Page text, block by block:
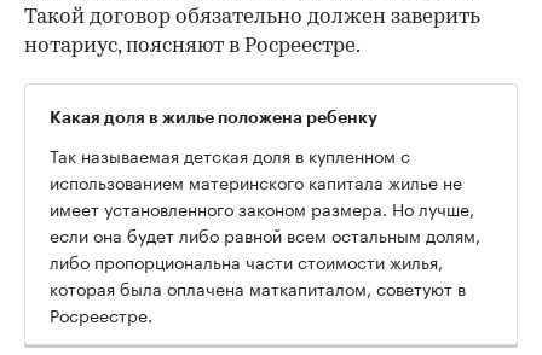
Такой договор обязательно должен заверить
нотариус, поясняют в Росреестре.
Какая доля в жилье положена ребенку
Так называемая детская доля в купленном с
использованием материнского капитала жилье не
имеет установленного законом размера. Но лучше,
если она будет либо равной всем остальным долям,
либо пропорциональна части стоимости жилья,
которая была оплачена маткапиталом, советуют в
Росреестре.